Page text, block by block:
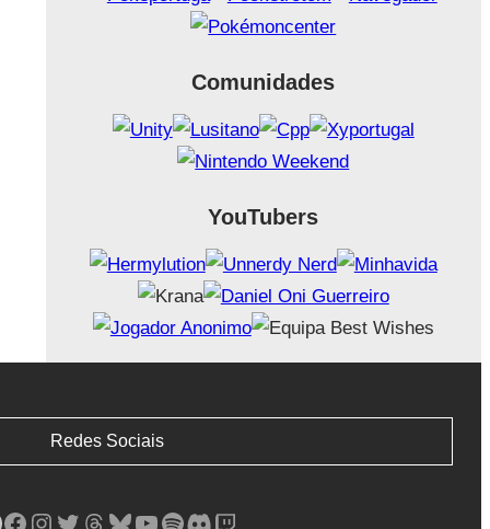
Comunidades
YouTubers
Redes Sociais
Facebook Instagram Twitter Threads Bluesky YouTube Spotify Discord Twitch